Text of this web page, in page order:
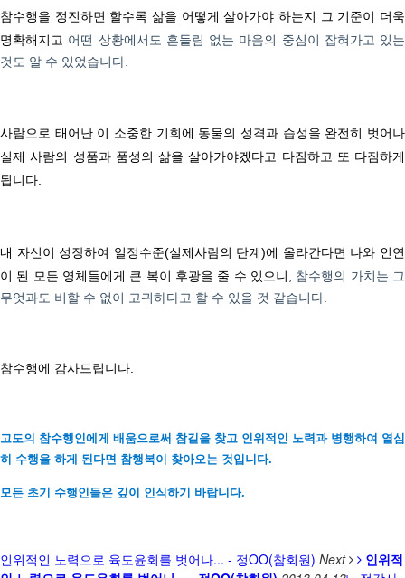
참수행을 정진하면 할수록 삶을 어떻게 살아가야 하는지 그 기준이 더욱
명확해지고 어떤 상황에서도 흔들림 없는 마음의 중심이 잡혀가고 있는
것도 알 수 있었습니다
사람으로 태어난 이 소중한 기회에 동물의 성격과 습성을 완전히 벗어나
실제 사람의 성품과 품성의 삶을 살아가야겠다고 다짐하고 또 다짐하게
됩니다
내 자신이 성장하여 일정수준(실제사람의 단계)에 올라간다면 나와 인연
이 된 모든 영체들에게 큰 복이 후광을 줄 수 있으니, 참수행의 가치는 그
무엇과도 비할 수 없이 고귀하다고 할 수 있을 것 같습니다
참수행에 감사드립니다
고도의 참수행인에게 배움으로써 참길을 찾고 인위적인 노력과 병행하여 열심
히 수행을 하게 된다면 참행복이 찾아오는 것입니다.
모든 초기 수행인들은 깊이 인식하기 바랍니다.
인위적인 노력으로 육도윤회를 벗어나... - 정OO(참회원) Next
인위적